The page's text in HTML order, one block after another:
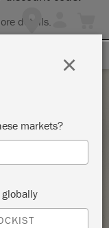
details.
markets?
×